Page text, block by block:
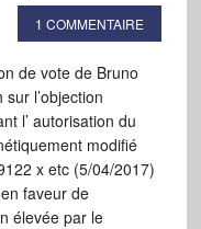
1 COMMENTAIRE
de vote de Bruno
sur l’objection
l’ autorisation du
modifié
x etc (5/04/2017)
faveur de
élevée par le